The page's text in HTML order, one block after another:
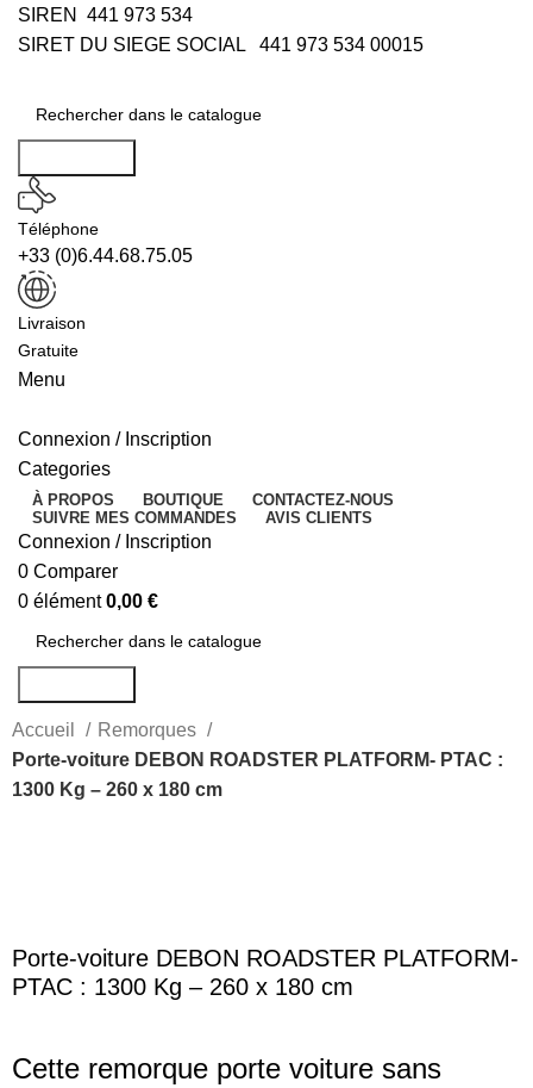
SIREN 441 973 534
SIRET DU SIEGE SOCIAL 441 973 534 00015
Téléphone
+33 (0)6.44.68.75.05
Livraison
Gratuite
Menu
Connexion / Inscription
Categories
À PROPOS BOUTIQUE
CONTACTEZ-NOUS
SUIVRE MES COMMANDES
AVIS CLIENTS
Connexion / Inscription
0 Comparer
0 élément 0,00 €
Accueil
Remorques
Porte-voiture DEBON ROADSTER PLATFORM- PTAC :
1300 Kg – 260 x 180 cm
Porte-voiture DEBON ROADSTER PLATFORM-
PTAC : 1300 Kg – 260 x 180 cm
Cette remorque porte voiture sans